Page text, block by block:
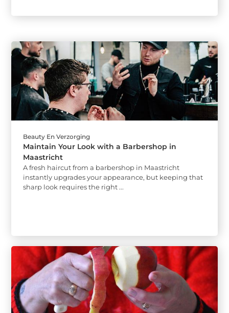
Beauty En Verzorging
Maintain Your Look with a Barbershop in
Maastricht
A fresh haircut from a barbershop in Maastricht
instantly upgrades your appearance, but keeping that
sharp look requires the right ...